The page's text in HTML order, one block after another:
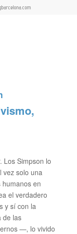
Los Simpson lo
vez solo una
en
el verdadero
y sí con la
de las
—, lo vivido